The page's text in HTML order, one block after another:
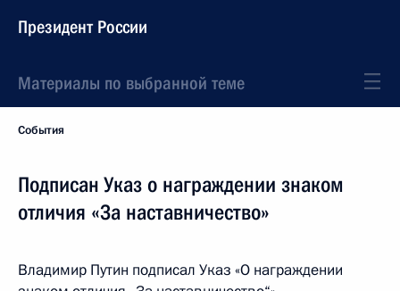
Президент России
Материалы по выбранной теме
События
Подписан Указ о награждении знаком
отличия «За наставничество»
Владимир Путин подписал Указ «О награждении